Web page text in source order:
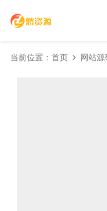
当前位置： 首页 网站源